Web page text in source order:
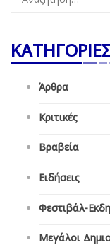
Άρθρα
Κριτικές
Βραβεία
Ειδήσεις
Φεστιβάλ-
Μεγάλοι